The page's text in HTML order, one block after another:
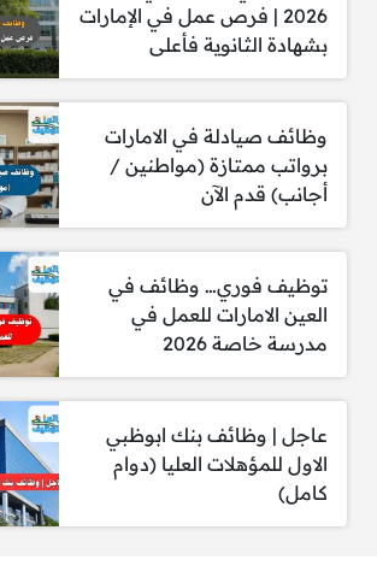
للتقديم:
يسعدنا أن نشارك معكم طريقة
الامارات من خلالالضغط هنا.
لمزيد من ‌‌‌وظائف الامارات تابع
التالية:
وظائف
واتساب|وظائف الإمارات فيسبوك
إذا كانت الوظائف السابقة لا تناسبك
2026 | فرص عمل في الإمارات
بشهادة الثانوية فأعلى
وظائف صيادلة في الامارات
برواتب ممتازة (مواطنين /
أجانب) قدم الآن
توظيف فوري… وظائف في
العين الامارات للعمل في
مدرسة خاصة 2026
عاجل | وظائف بنك ابوظبي
الاول للمؤهلات العليا (دوام
كامل)